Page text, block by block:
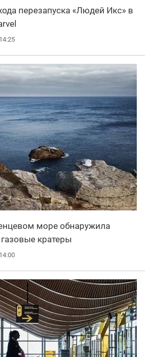
перезапуска «Людей Икс» в
море обнаружила
кратеры